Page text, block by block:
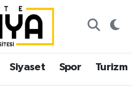
Siyaset Spor Turizm